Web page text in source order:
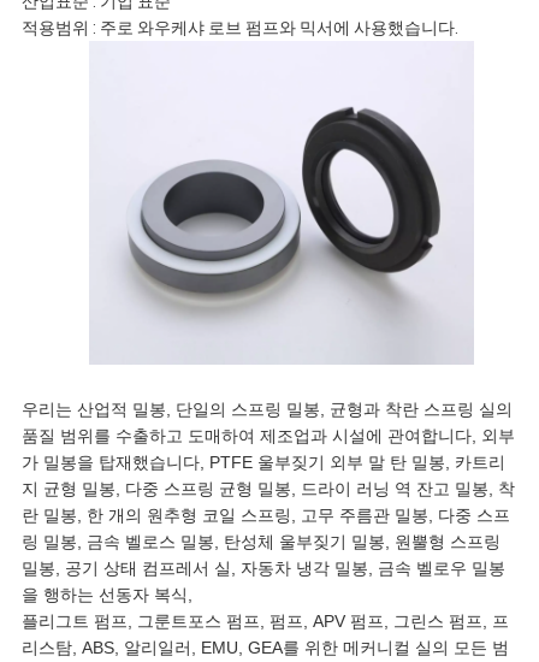
적용범위 : 주로 와우케샤 로브 펌프와 믹서에 사용했습니다.
우리는 산업적 밀봉, 단일의 스프링 밀봉, 균형과 착란 스프링 실의
품질 범위를 수출하고 도매하여 제조업과 시설에 관여합니다, 외부
가 밀봉을 탑재했습니다, PTFE 울부짖기 외부 말 탄 밀봉, 카트리
지 균형 밀봉, 다중 스프링 균형 밀봉, 드라이 러닝 역 잔고 밀봉, 착
란 밀봉, 한 개의 원추형 코일 스프링, 고무 주름관 밀봉, 다중 스프
링 밀봉, 금속 벨로스 밀봉, 탄성체 울부짖기 밀봉, 원뿔형 스프링
밀봉, 공기 상태 컴프레서 실, 자동차 냉각 밀봉, 금속 벨로우 밀봉
을 행하는 선동자 복식,
플리그트 펌프, 그룬트포스 펌프, 펌프, APV 펌프, 그린스 펌프, 프
리스탐, ABS, 알리일러, EMU, GEA를 위한 메커니컬 실의 모든 범